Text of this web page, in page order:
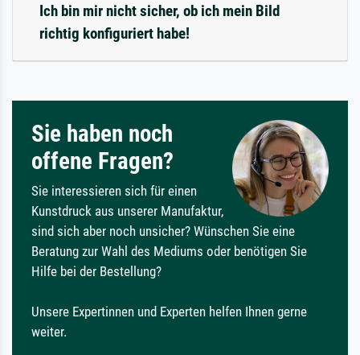
Ich bin mir nicht sicher, ob ich mein Bild
richtig konfiguriert habe!
Sie haben noch
offene Fragen?
Sie interessieren sich für einen
Kunstdruck aus unserer Manufaktur,
sind sich aber noch unsicher? Wünschen Sie eine
Beratung zur Wahl des Mediums oder benötigen Sie
Hilfe bei der Bestellung?
Unsere Expertinnen und Experten helfen Ihnen gerne
weiter.